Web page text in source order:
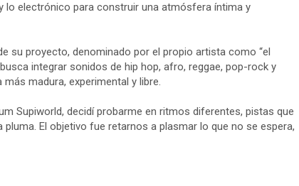
lo electrónico para construir una atmósfera íntima y
su proyecto, denominado por el propio artista como “el
integrar sonidos de hip hop, afro, reggae, pop-rock y
madura, experimental y libre.
Supiworld, decidí probarme en ritmos diferentes, pistas que
El objetivo fue retarnos a plasmar lo que no se espera,